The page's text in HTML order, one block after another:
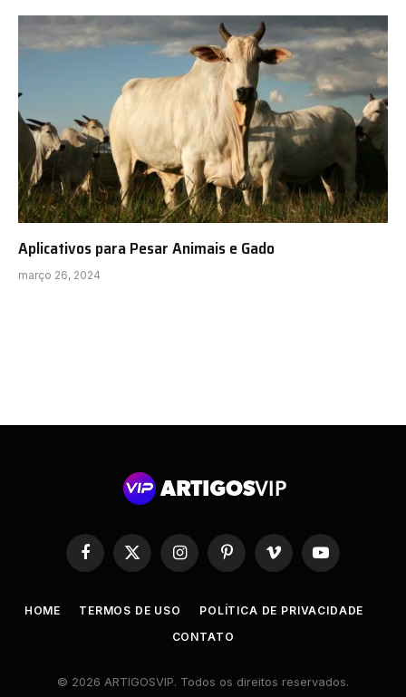
Aplicativos para Pesar Animais e Gado
março 26, 2024
Facebook
X
InstagramPinterestVimeo YouTube
HOME TERMOS DE USO
POLÍTICA DE PRIVACIDADE
CONTATO
© 2026 ARTIGOSVIP. Todos os direitos reservados.